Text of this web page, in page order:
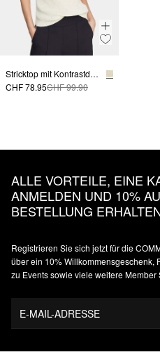
Stricktop mit Kontrastdetails
CHF 78.95CHF 99.90
ALLE VORTEILE, EINE
ANMELDEN UND 10%
BESTELLUNG
Registrieren Sie sich jetzt für die
über ein 10% Willkommensgeschenk,
zu Events sowie viele weitere Member
E-MAIL-ADRESSE